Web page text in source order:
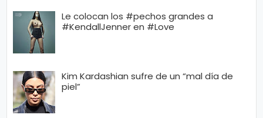
Le colocan los #pechos grandes a
#KendallJenner en #Love
Kim Kardashian sufre de un “mal día de
piel”